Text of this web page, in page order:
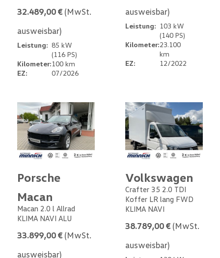
32.489,00 € (MwSt.
ausweisbar)
Leistung: 85 kW
(116 PS)
Kilometer:100 km
EZ:
07/2026
ausweisbar)
Leistung: 103 kW
(140 PS)
Kilometer:23.100
km
EZ:
12/2022
Porsche
Macan
Macan 2.0 l Allrad
KLIMA NAVI ALU
33.899,00 € (MwSt.
ausweisbar)
Volkswagen
Crafter 35 2.0 TDI
Koffer LR lang FWD
KLIMA NAVI
38.789,00 € (MwSt.
ausweisbar)